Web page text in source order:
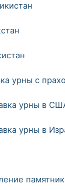
урны с
урны в
урны в